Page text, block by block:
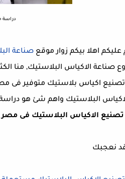
دراسة
عليكم اهلا بيكم زوار موقع صناعة
صناعة الاكياس البلاستيك, منا
تصنيع اكياس بلاستيك متوفير فى
البلاستيك واهم شئ هو
تصنيع الاكياس البلاستيك فى
نعجبك